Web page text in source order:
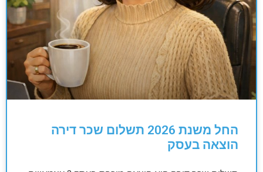
החל משנת 2026 תשלום שכר דירה
הוצאה בעסק